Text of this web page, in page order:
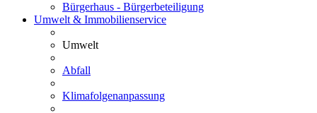
Bürgerhaus - Bürgerbeteiligung
Umwelt & Immobilienservice
Umwelt
Abfall
Klimafolgenanpassung